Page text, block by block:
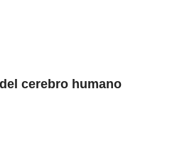
cerebro humano